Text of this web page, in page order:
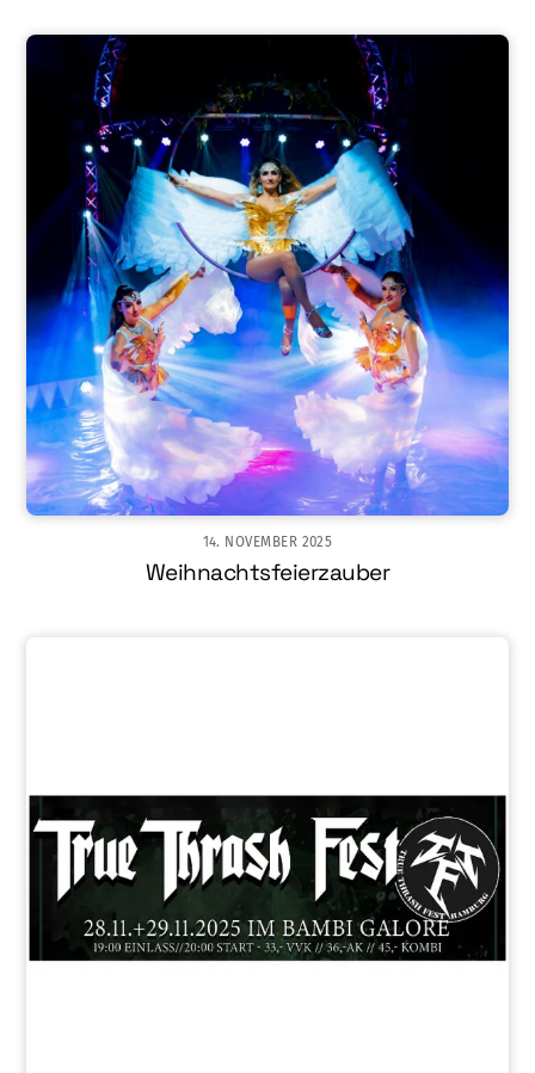
14. NOVEMBER 2025
Weihnachtsfeierzauber